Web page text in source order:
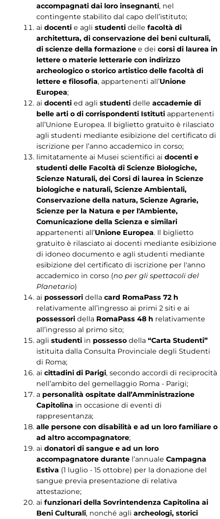
accompagnati dai loro insegnanti, nel
contingente stabilito dal capo dell’istituto;
ai docentie agli studenti delle facoltà di
architettura, di conservazione dei beni culturali,
di scienze della formazionee dei corsi di laurea in
lettere o materie letterarie con indirizzo
archeologico o storico artistico delle facoltà di
lettere e filosofia, appartenenti all’Unione
Europea;
ai docentied agli studentidelle accademie di
belle arti o di corrispondenti Istitutiappartenenti
all’Unione Europea. Il biglietto gratuito è rilasciato
agli studenti mediante esibizione del certificato di
iscrizione per l’anno accademico in corso;
limitatamente ai Musei scientifici ai docenti e
studenti delle Facoltà di Scienze Biologiche,
Scienze Naturali, dei Corsi di laurea in Scienze
biologiche e naturali, Scienze Ambientali,
Conservazione della natura, Scienze Agrarie,
Scienze per la Natura e per l'Ambiente,
Comunicazione della Scienza e similari
appartenenti all’Unione Europea. Il biglietto
gratuito è rilasciato ai docenti mediante esibizione
di idoneo documento e agli studenti mediante
esibizione del certificato di iscrizione per l'anno
accademico in corso (no per gli spettacoli del
Planetario)
ai possessoridella card RomaPass 72 h
relativamente all’ingresso ai primi 2 siti e ai
possessoridella RomaPass 48 h relativamente
all’ingresso al primo sito;
agli studentiin possessodella “Carta Studenti”
istituita dalla Consulta Provinciale degli Studenti
di Roma;
ai cittadini di Parigi, secondo accordi di reciprocità
nell’ambito del gemellaggio Roma - Parigi;
a personalità ospitate dall’Amministrazione
Capitolina in occasione di eventi di
rappresentanza;
alle persone con disabilità e ad un loro familiare o
ad altro accompagnatore;
ai donatori di sangue e ad un loro
accompagnatore durantel’annuale Campagna
Estiva (1 luglio - 15 ottobre) per la donazione del
sangue previa presentazione di relativa
attestazione;
ai funzionari della Sovrintendenza Capitolina ai
Beni Culturali, nonché agli archeologi, storici